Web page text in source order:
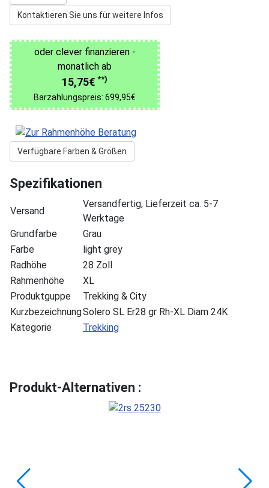
Kontaktieren Sie uns für weitere Infos
oder clever finanzieren -
monatlich ab
15,75€ **)
Barzahlungspreis: 699,95€
Verfügbare Farben & Größen
Spezifikationen
Versand
Versandfertig, Lieferzeit ca. 5-7
Werktage
Grundfarbe
Grau
Farbe
light grey
Radhöhe
28 Zoll
Rahmenhöhe
XL
Produktguppe
Trekking & City
KurzbezeichnungSolero SL Er28 gr Rh-XL Diam 24K
Kategorie
Trekking
Produkt-Alternativen :